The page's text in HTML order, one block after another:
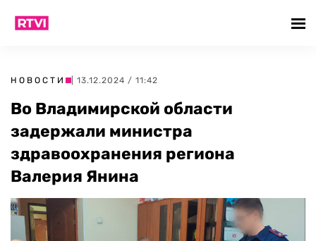
НОВОСТИ | 13.12.2024 / 11:42
Во Владимирской области
задержали министра
здравоохранения региона
Валерия Янина